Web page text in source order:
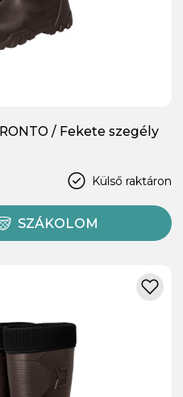
/ Fekete szegély
Külső raktáron
SZÁKOLOM